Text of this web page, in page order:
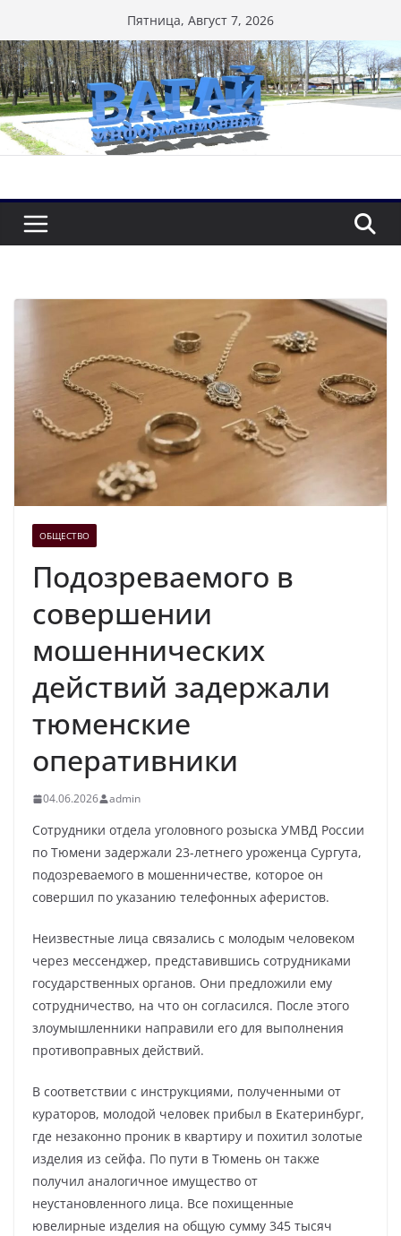
к
содержимому
Пятница, Август 7, 2026
ОБЩЕСТВО
Подозреваемого в
совершении
мошеннических
действий задержали
тюменские
оперативники
04.06.2026 admin
Сотрудники отдела уголовного розыска УМВД России
по Тюмени задержали 23-летнего уроженца Сургута,
подозреваемого в мошенничестве, которое он
совершил по указанию телефонных аферистов.
Неизвестные лица связались с молодым человеком
через мессенджер, представившись сотрудниками
государственных органов. Они предложили ему
сотрудничество, на что он согласился. После этого
злоумышленники направили его для выполнения
противоправных действий.
В соответствии с инструкциями, полученными от
кураторов, молодой человек прибыл в Екатеринбург,
где незаконно проник в квартиру и похитил золотые
изделия из сейфа. По пути в Тюмень он также
получил аналогичное имущество от
неустановленного лица. Все похищенные
ювелирные изделия на общую сумму 345 тысяч